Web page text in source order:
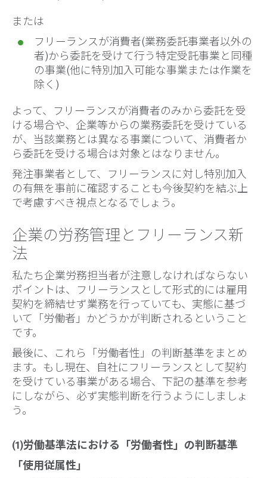
または
フリーランスが消費者(業務委託事業者以外の
者)から委託を受けて行う特定受託事業と同種
の事業(他に特別加入可能な事業または作業を
除く)
よって、フリーランスが消費者のみから委託を受
ける場合や、企業等からの業務委託を受けている
が、当該業務とは異なる事業について、消費者か
ら委託を受ける場合は対象とはなりません。
発注事業者として、フリーランスに対し特別加入
の有無を事前に確認することも今後契約を結ぶ上
で考慮すべき視点となるでしょう。
企業の労務管理とフリーランス新
法
私たち企業労務担当者が注意しなければならない
ポイントは、フリーランスとして形式的には雇用
契約を締結せず業務を行っていても、実態に基づ
いて「労働者」かどうかが判断されるということ
です。
最後に、これら「労働者性」の判断基準をまとめ
ます。もし現在、自社にフリーランスとして契約
を受けている事業がある場合、下記の基準を参考
にしながら、必ず実態判断を行うようにしましょ
う。
(1)労働基準法における「労働者性」の判断基準
「使用従属性」